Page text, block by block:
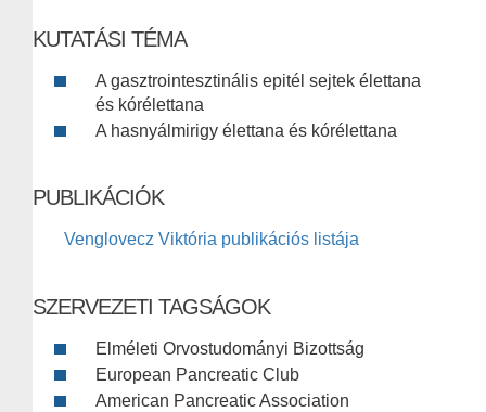
KUTATÁSI TÉMA
A gasztrointesztinális epitél sejtek élettana
és kórélettana
A hasnyálmirigy élettana és kórélettana
PUBLIKÁCIÓK
Venglovecz Viktória publikációs listája
SZERVEZETI TAGSÁGOK
Elméleti Orvostudományi Bizottság
European Pancreatic Club
American Pancreatic Association